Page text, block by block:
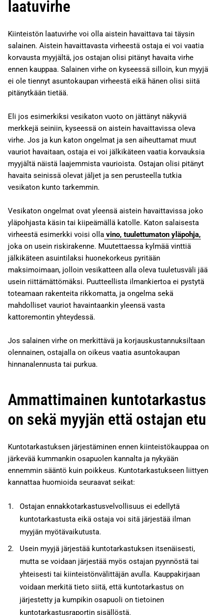
laatuvirhe
Kiinteistön laatuvirhe voi olla aistein havaittava tai täysin
salainen. Aistein havaittavasta virheestä ostaja ei voi vaatia
korvausta myyjältä, jos ostajan olisi pitänyt havaita virhe
ennen kauppaa. Salainen virhe on kyseessä silloin, kun myyjä
ei ole tiennyt asuntokaupan virheestä eikä hänen olisi siitä
pitänytkään tietää.
Eli jos esimerkiksi vesikaton vuoto on jättänyt näkyviä
merkkejä seiniin, kyseessä on aistein havaittavissa oleva
virhe. Jos ja kun katon ongelmat ja sen aiheuttamat muut
vauriot havaitaan, ostaja ei voi jälkikäteen vaatia korvauksia
myyjältä näistä laajemmista vaurioista. Ostajan olisi pitänyt
havaita seinissä olevat jäljet ja sen perusteella tutkia
vesikaton kunto tarkemmin.
Vesikaton ongelmat ovat yleensä aistein havaittavissa joko
yläpohjasta käsin tai kiipeämällä katolle. Katon salaisesta
virheestä esimerkki voisi olla vino, tuulettumaton yläpohja,
joka on usein riskirakenne. Muutettaessa kylmää vinttiä
jälkikäteen asuintilaksi huonekorkeus pyritään
maksimoimaan, jolloin vesikatteen alla oleva tuuletusväli jää
usein riittämättömäksi. Puutteellista ilmankiertoa ei pystytä
toteamaan rakenteita rikkomatta, ja ongelma sekä
mahdolliset vauriot havaintaankin yleensä vasta
kattoremontin yhteydessä.
Jos salainen virhe on merkittävä ja korjauskustannuksiltaan
olennainen, ostajalla on oikeus vaatia asuntokaupan
hinnanalennusta tai purkua.
Ammattimainen kuntotarkastus
on sekä myyjän että ostajan etu
Kuntotarkastuksen järjestäminen ennen kiinteistökauppaa on
järkevää kummankin osapuolen kannalta ja nykyään
ennemmin sääntö kuin poikkeus. Kuntotarkastukseen liittyen
kannattaa huomioida seuraavat seikat:
Ostajan ennakkotarkastusvelvollisuus ei edellytä
kuntotarkastusta eikä ostaja voi sitä järjestää ilman
myyjän myötävaikutusta.
Usein myyjä järjestää kuntotarkastuksen itsenäisesti,
mutta se voidaan järjestää myös ostajan pyynnöstä tai
yhteisesti tai kiinteistönvälittäjän avulla. Kauppakirjaan
voidaan merkitä tieto siitä, että kuntotarkastus on
järjestetty ja kumpikin osapuoli on tietoinen
kuntotarkastusraportin sisällöstä.